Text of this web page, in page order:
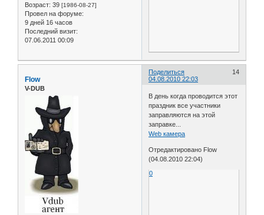
Возраст: 39 [1986-08-27]
Провел на форуме:
9 дней 16 часов
Последний визит:
07.06.2011 00:09
Поделиться
14
04.08.2010 22:03
Flow
V-DUB
В день когда проводится этот
праздник все участники
заправляются на этой
заправке...
Web камера
Отредактировано Flow
(04.08.2010 22:04)
0